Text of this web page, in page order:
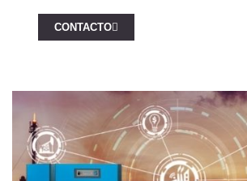
CONTACTO